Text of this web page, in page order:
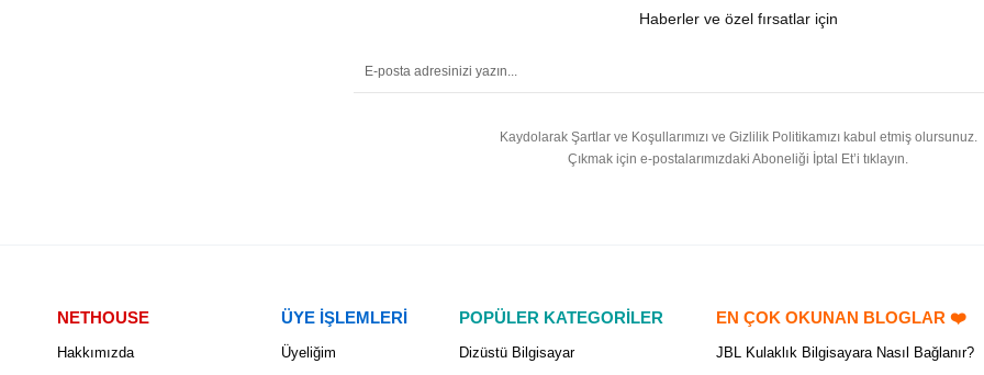
Haberler ve özel fırsatlar için
Kaydolarak Şartlar ve Koşullarımızı ve Gizlilik Politikamızı kabul etmiş olursunuz.
Çıkmak için e-postalarımızdaki Aboneliği İptal Et’i tıklayın.
NETHOUSE
Hakkımızda
ÜYE İŞLEMLERİ
Üyeliğim
POPÜLER KATEGORİLER
Dizüstü Bilgisayar
EN ÇOK OKUNAN BLOGLAR ❤️
JBL Kulaklık Bilgisayara Nasıl Bağlanır?